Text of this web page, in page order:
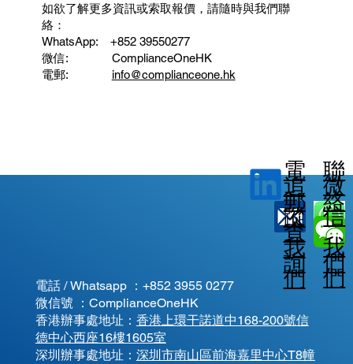
如欲了解更多資訊或索取報價，請隨時與我們聯
絡：
WhatsApp: ‪ +852 39550277
微信: ComplianceOneHK
電郵: info@complianceone.hk
電話 / Whatsapp ： +852 3955 0277
微信號 ：ComplianceOneHK
香港辦事處地址： 香港上環干諾道中168-200號信
德中心西座16樓1605室
​深圳辦事處地址： 深圳市南山區前海嘉里中心T8幢
電
郵
查
詢
追
蹤
我
們
聯
絡
我
們
微
信
我
們